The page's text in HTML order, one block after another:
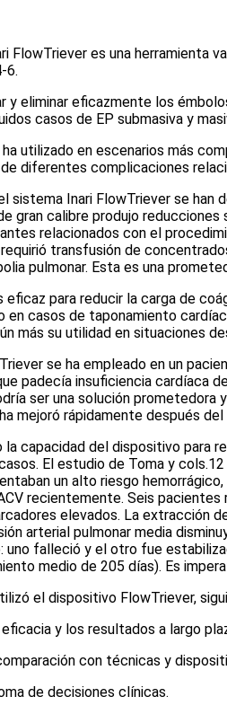
FlowTriever es una herramienta
6.
y eliminar eficazmente los
casos de EP submasiva y
utilizado en escenarios más
diferentes complicaciones
sistema Inari FlowTriever se
gran calibre produjo
relacionados con el
transfusión de
pulmonar. Esta es una
para reducir la carga de
en casos de taponamiento
más su utilidad en situaciones
se ha empleado en un
padecía insuficiencia cardíaca
ser una solución prometedora
mejoró rápidamente después
la capacidad del dispositivo para
El estudio de Toma y cols.12
un alto riesgo
recientemente. Seis
elevados. La extracción
arterial pulmonar media
uno falleció y el otro fue
medio de 205 días). Es
el dispositivo FlowTriever,
y los resultados a largo
con técnicas y
de decisiones clínicas.